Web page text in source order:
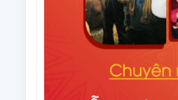
Văn bản số 296/HNCT-VP
Thường vụ Trung ương Hội
người cao tuổi chung tay ủng
Thường vụ Trung ương Hội